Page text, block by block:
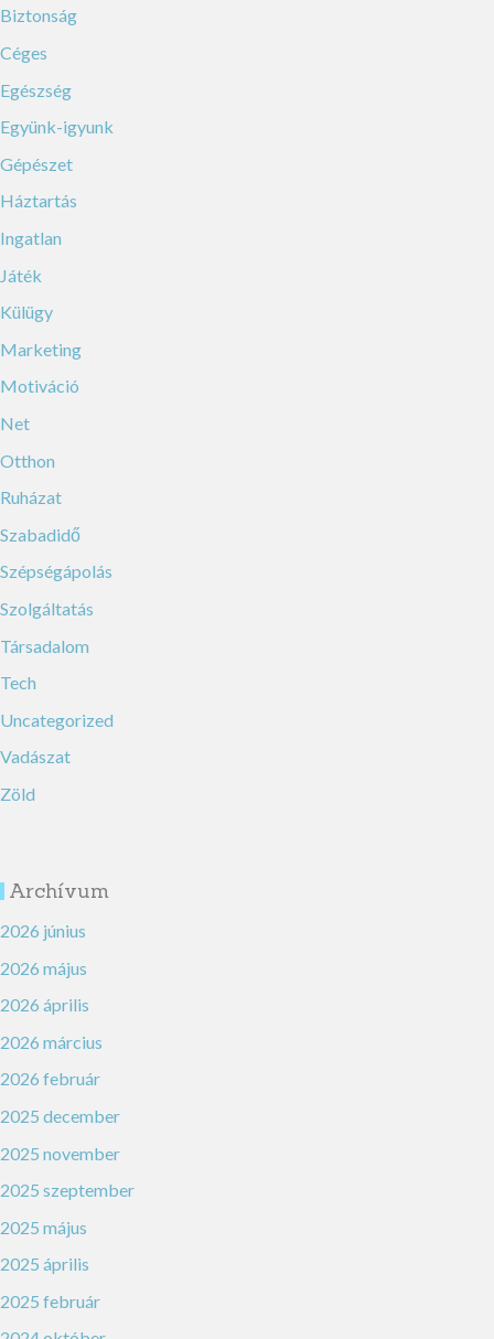
Biztonság
Céges
Egészség
Együnk-igyunk
Gépészet
Háztartás
Ingatlan
Játék
Külügy
Marketing
Motiváció
Net
Otthon
Ruházat
Szabadidő
Szépségápolás
Szolgáltatás
Társadalom
Tech
Uncategorized
Vadászat
Zöld
Archívum
2026 június
2026 május
2026 április
2026 március
2026 február
2025 december
2025 november
2025 szeptember
2025 május
2025 április
2025 február